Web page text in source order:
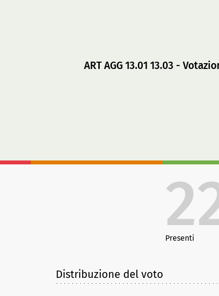
ART AGG 13.01 13.03 -
Presenti
Distribuzione del voto